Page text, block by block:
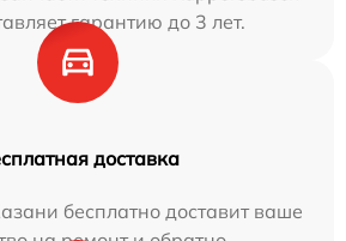
гарантию до 3 лет.
доставка
бесплатно доставит ваше